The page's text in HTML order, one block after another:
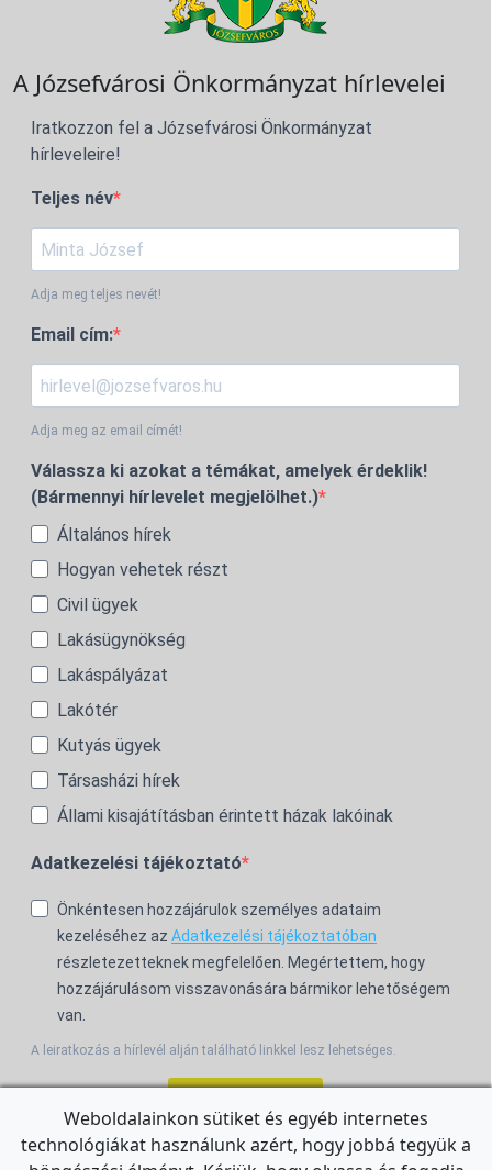
A Józsefvárosi Önkormányzat hírlevelei
Iratkozzon fel a Józsefvárosi Önkormányzat
hírleveleire!
Teljes név
Adja meg teljes nevét!
Email cím:
Adja meg az email címét!
Válassza ki azokat a témákat, amelyek érdeklik!
(Bármennyi hírlevelet megjelölhet.)
Általános hírek
Hogyan vehetek részt
Civil ügyek
Lakásügynökség
Lakáspályázat
Lakótér
Kutyás ügyek
Társasházi hírek
Állami kisajátításban érintett házak lakóinak
Adatkezelési tájékoztató
Önkéntesen hozzájárulok személyes adataim
kezeléséhez az Adatkezelési tájékoztatóban
részletezetteknek megfelelően. Megértettem, hogy
hozzájárulásom visszavonására bármikor lehetőségem
van.
A leiratkozás a hírlevél alján található linkkel lesz lehetséges.
For the English Newsletter, clickHERE.
Weboldalainkon sütiket és egyéb internetes
technológiákat használunk azért, hogy jobbá tegyük a